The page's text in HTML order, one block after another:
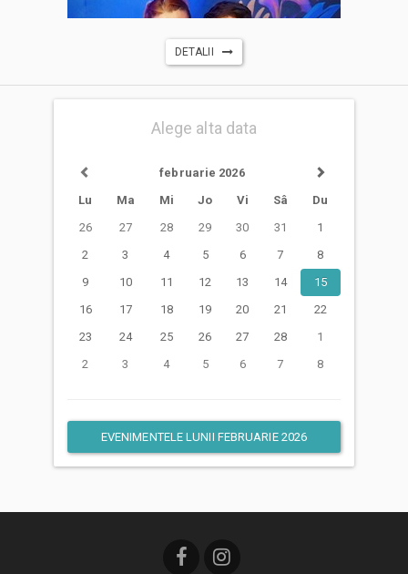
DETALII
Alege alta data
februarie 2026
Lu
Ma Mi Jo Vi Sâ
Du
26
27 28 29 30 31
1
2
3 4 5 6 7
8
9
10 11 12 13 14
15
16
17 18 19 20 21
22
23
24 25 26 27 28
1
2
3 4 5 6 7 8
EVENIMENTELE LUNII FEBRUARIE 2026